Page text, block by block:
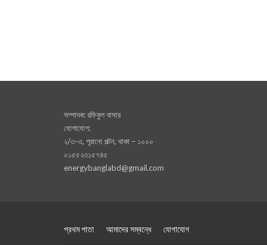
সম্পাদক: রফিকুল বাসার
যোগাযোগ:
২/৩-এ, পূরানো পল্টন, থাকা – ১০০০
০১৫৫২৩১৫৭৪৫
energybanglabd@gmail.com
প্রথম পাতা আমাদের সম্বন্ধে যোগাযোগ